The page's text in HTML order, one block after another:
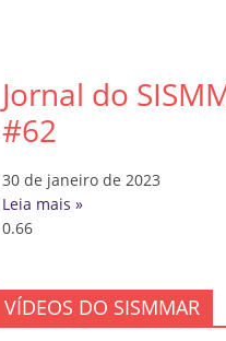
Jornal do
#62
30 de janeiro de 2023
Leia mais »
VÍDEOS DO SISMMAR